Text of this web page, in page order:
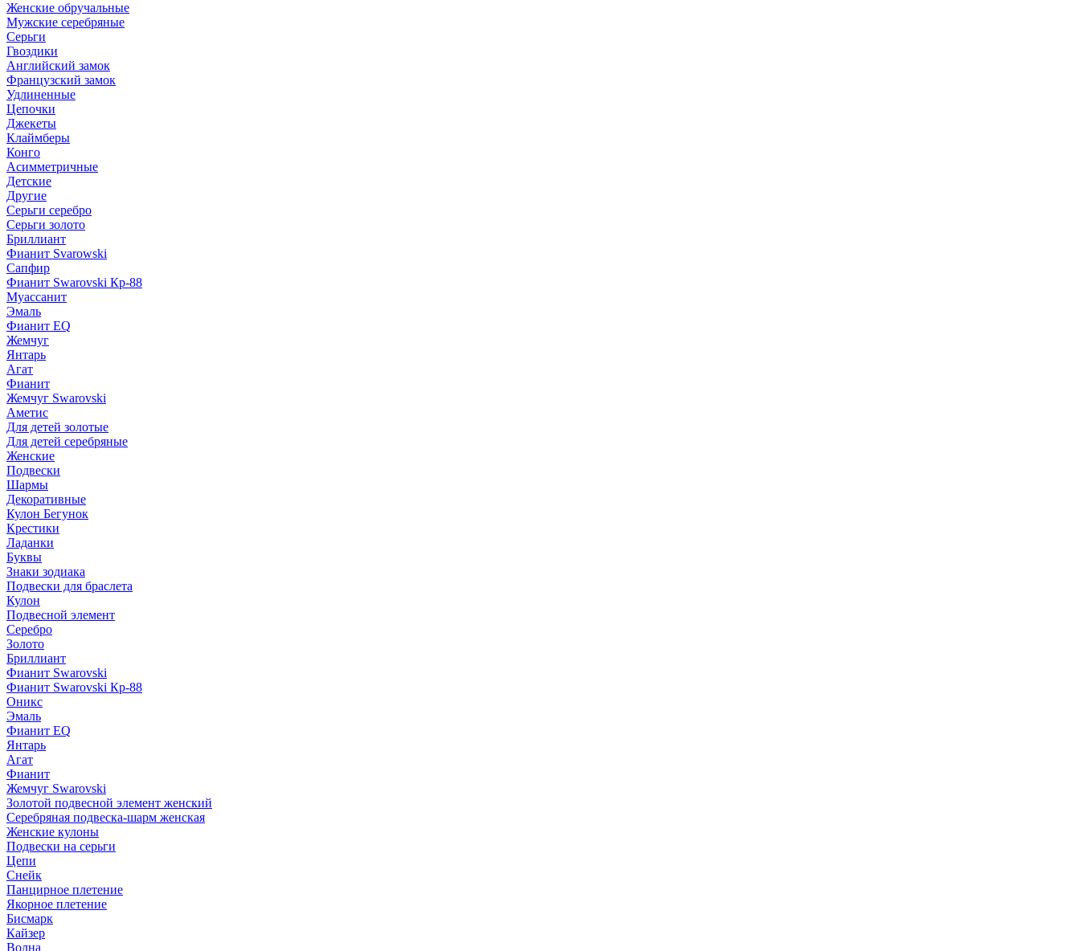
Женские обручальные
Мужские серебряные
Серьги
Гвоздики
Английский замок
Французский замок
Удлиненные
Цепочки
Джекеты
Клаймберы
Конго
Асимметричные
Детские
Другие
Серьги серебро
Серьги золото
Бриллиант
Фианит Svarowski
Сапфир
Фианит Swarovski Кр-88
Муассанит
Эмаль
Фианит EQ
Жемчуг
Янтарь
Агат
Фианит
Жемчуг Swarovski
Аметис
Для детей золотые
Для детей серебряные
Женские
Подвески
Шармы
Декоративные
Кулон Бегунок
Крестики
Ладанки
Буквы
Знаки зодиака
Подвески для браслета
Кулон
Подвесной элемент
Серебро
Золото
Бриллиант
Фианит Swarovski
Фианит Swarovski Кр-88
Оникс
Эмаль
Фианит EQ
Янтарь
Агат
Фианит
Жемчуг Swarovski
Золотой подвесной элемент женcкий
Серебряная подвеска-шарм женская
Женские кулоны
Подвески на серьги
Цепи
Снейк
Панцирное плетение
Якорное плетение
Бисмарк
Кайзер
Волна